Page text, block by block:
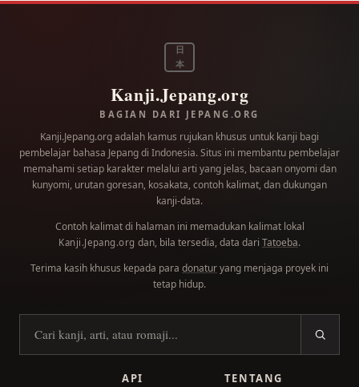
日
本
Kanji.Jepang.org
BAGIAN DARI JEPANG.ORG
Kanji.Jepang.org adalah kamus rujukan khusus untuk kanji bagi
pembelajar bahasa Jepang di Indonesia. Situs ini membantu pembelajar
memahami setiap karakter melalui arti yang jelas, bacaan onyomi dan
kunyomi, urutan goresan, kosakata, contoh kalimat, dan dukungan
kanji-data.
Contoh kalimat di halaman ini memadukan kalimat lokal
Kanji.Jepang.org dan, bila tersedia, data dari Tatoeba.
Terima kasih khusus kepada para donaturyang menjaga proyek ini
tetap hidup.
Cari kanji
API
TENTANG